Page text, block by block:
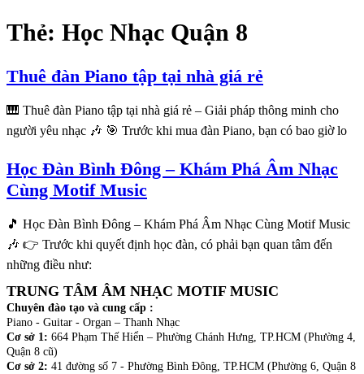
Thẻ: Học Nhạc Quận 8
Thuê đàn Piano tập tại nhà giá rẻ
🎹 Thuê đàn Piano tập tại nhà giá rẻ – Giải pháp thông minh cho
người yêu nhạc 🎶 🎯 Trước khi mua đàn Piano, bạn có bao giờ lo
Học Đàn Bình Đông – Khám Phá Âm Nhạc
Cùng Motif Music
🎵 Học Đàn Bình Đông – Khám Phá Âm Nhạc Cùng Motif Music
🎶 👉 Trước khi quyết định học đàn, có phải bạn quan tâm đến
những điều như:
TRUNG TÂM ÂM NHẠC MOTIF MUSIC
Chuyên đào tạo và cung cấp :
Piano - Guitar - Organ – Thanh Nhạc
Cơ sở 1: 664 Phạm Thế Hiển – Phường Chánh Hưng, TP.HCM (Phường 4,
Quận 8 cũ)
Cơ sở 2: 41 đường số 7 - Phường Bình Đông, TP.HCM (Phường 6, Quận 8